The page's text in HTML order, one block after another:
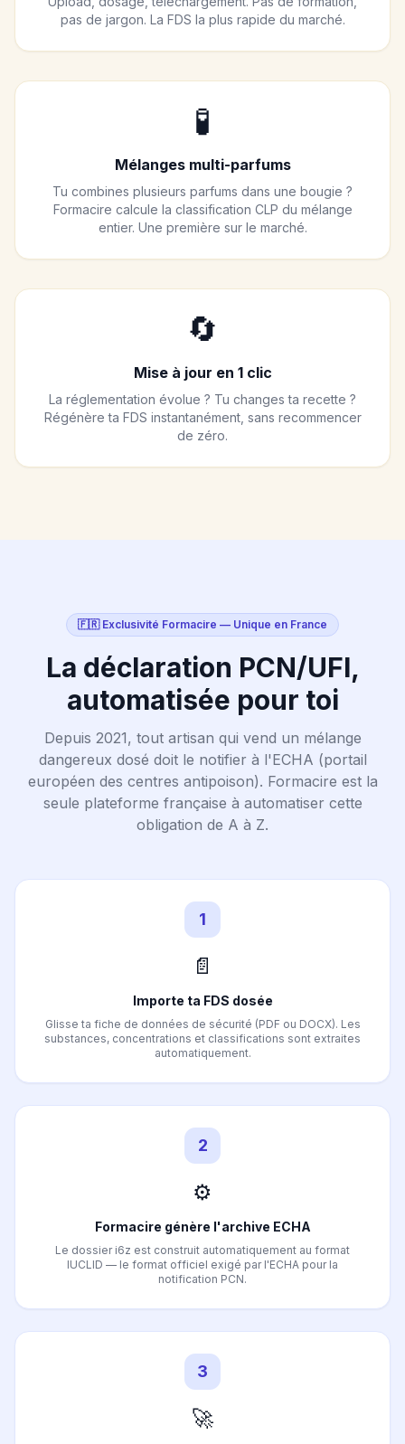
pas de jargon. La FDS la plus rapide du marché.
🧪
Mélanges multi-parfums
Tu combines plusieurs parfums dans une bougie ?
Formacire calcule la classification CLP du mélange
entier. Une première sur le marché.
🔄
Mise à jour en 1 clic
La réglementation évolue ? Tu changes ta recette ?
Régénère ta FDS instantanément, sans recommencer
de zéro.
🇫🇷 Exclusivité Formacire — Unique en France
La déclaration PCN/UFI,
automatisée pour toi
Depuis 2021, tout artisan qui vend un mélange
dangereux dosé doit le notifier à l'ECHA (portail
européen des centres antipoison). Formacire est la
seule plateforme française à automatiser cette
obligation de A à Z.
1
📄
Importe ta FDS dosée
Glisse ta fiche de données de sécurité (PDF ou DOCX). Les
substances, concentrations et classifications sont extraites
automatiquement.
2
⚙️
Formacire génère l'archive ECHA
Le dossier i6z est construit automatiquement au format
IUCLID — le format officiel exigé par l'ECHA pour la
notification PCN.
3
🚀